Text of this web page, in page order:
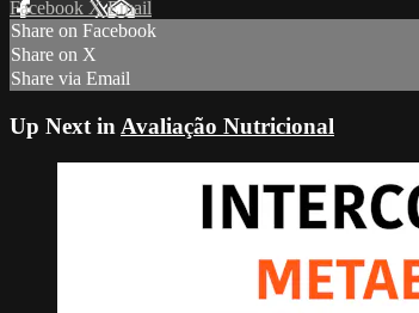
Facebook XEmail
Share on Facebook
Share on X
Share via Email
Up Next in Avaliação Nutricional